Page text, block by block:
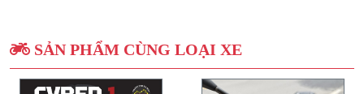
SẢN PHẨM CÙNG LOẠI XE